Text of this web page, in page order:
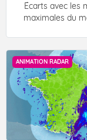
Écarts avec les
maximales du
ANIMATION RADAR